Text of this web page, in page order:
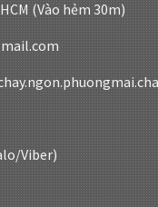
(Vào hẻm 30m)
Viber)